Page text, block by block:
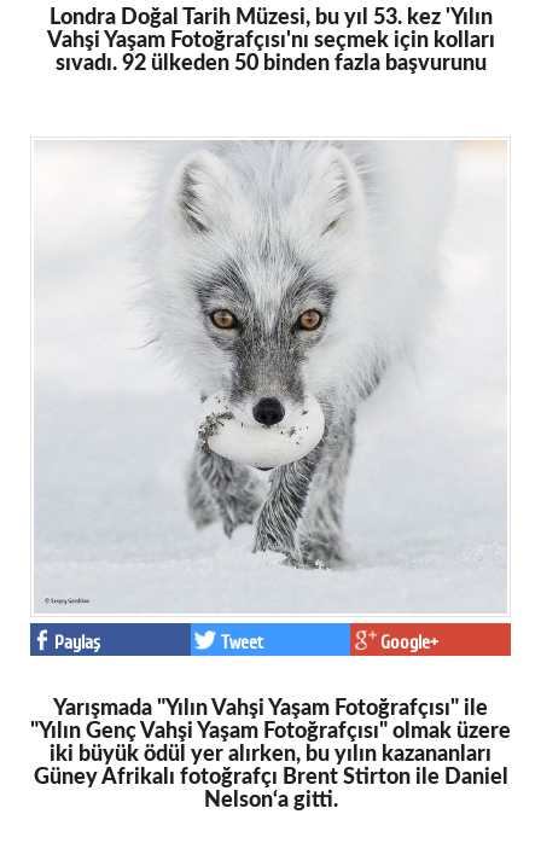
Londra Doğal Tarih Müzesi, bu yıl 53. kez 'Yılın
Vahşi Yaşam Fotoğrafçısı'nı seçmek için kolları
sıvadı. 92 ülkeden 50 binden fazla başvurunu
Paylaş Tweet Google+
Yarışmada "Yılın Vahşi Yaşam Fotoğrafçısı" ile
"Yılın Genç Vahşi Yaşam Fotoğrafçısı" olmak üzere
iki büyük ödül yer alırken, bu yılın kazananları
Güney Afrikalı fotoğrafçı Brent Stirton ile Daniel
Nelson‘a gitti.